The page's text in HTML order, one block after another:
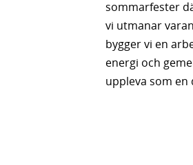
sommarfester
vi utmanar
bygger vi en
energi och
uppleva som en